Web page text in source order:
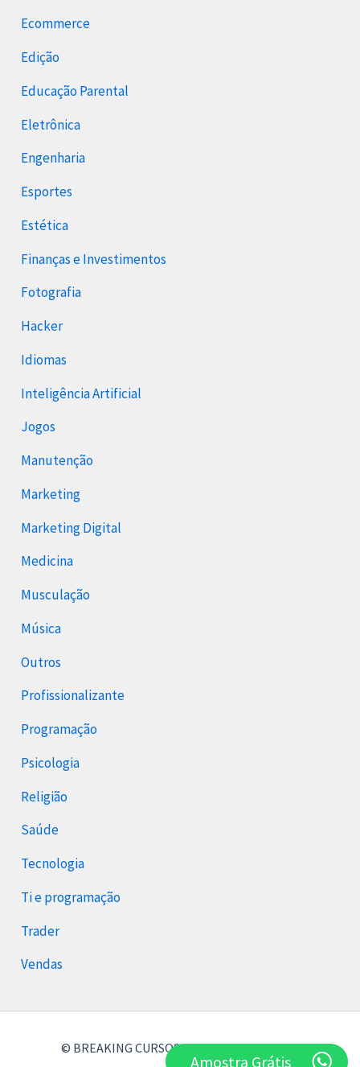
Ecommerce
Edição
Educação Parental
Eletrônica
Engenharia
Esportes
Estética
Finanças e Investimentos
Fotografia
Hacker
Idiomas
Inteligência Artificial
Jogos
Manutenção
Marketing
Marketing Digital
Medicina
Musculação
Música
Outros
Profissionalizante
Programação
Psicologia
Religião
Saúde
Tecnologia
Ti e programação
Trader
Vendas
© BREAKING CURSOS 2026 Breaking Cursos
Amostra Grátis